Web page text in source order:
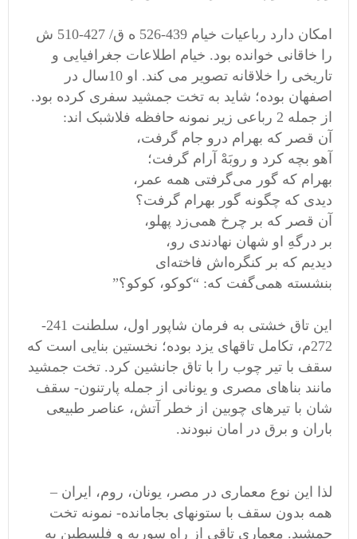
امکان دارد رباعیات خیام 439-526 ه ق/ 427-510 ش
را خاقانی خوانده بود. خیام اطلاعات جغرافیایی و
تاریخی را خلاقانه تصویر می کند. او 10سال در
اصفهان بوده؛ شاید به تخت جمشید سفری کرده بود.
از جمله 2 رباعی زیر نمونه حافظه فلاشبک اند:
آن قصر که بهرام درو جام گرفت،
آهو بچه کرد و روبَهْ آرام گرفت؛
بهرام که گور می‌گرفتی همه عمر،
دیدی که چگونه گور بهرام گرفت؟
آن قصر که بر چرخ همی‌زد پهلو،
بر درگهِ او شهان نهادندی رو،
دیدیم که بر کنگره‌اش فاخته‌ای
بنشسته همی‌گفت که: “کوکو، کوکو؟”
این تاق خشتی به فرمان شاپور اول، سلطنت 241-
272م، تکامل تاقهای یزد بوده؛ نخستین بنایی است که
سقف با تیر چوب را با تاق جانشین کرد. تخت جمشید
مانند بناهای مصری و یونانی از جمله پارتنون- سقف
شان با تیرهای چوبین از خطر آتش، عناصر طبیعی
باران و برق در امان نبودند.
لذا این نوع معماری در مصر، یونان، روم، ایران –
همه بدون سقف با ستونهای بجامانده- نمونه تخت
جمشید. معماری تاقی از راه سوریه و فلسطین به